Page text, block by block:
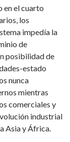
en el cuarto
los
impedía la
de
posibilidad de
estado
nunca
mientras
comerciales y
industrial
Asia y África.